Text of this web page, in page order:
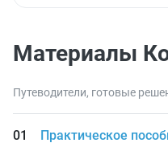
Материалы
Путеводители, готовые
Практическое